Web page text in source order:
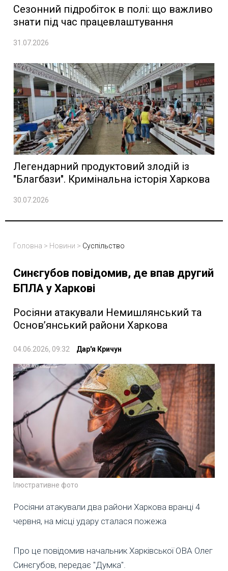
Сезонний підробіток в полі: що важливо
знати під час працевлаштування
31.07.2026
Легендарний продуктовий злодій із
"Благбази". Кримінальна історія Харкова
30.07.2026
Головна > Новини > Суспільство
Синєгубов повідомив, де впав другий
БПЛА у Харкові
Росіяни атакували Немишлянський та
Основʼянський райони Харкова
04.06.2026, 09:32 Дар'я Кричун
Ілюстративне фото
Росіяни атакували два райони Харкова вранці 4
червня, на місці удару сталася пожежа
Про це повідомив начальник Харківської ОВА Олег
Синєгубов, передає "Думка".